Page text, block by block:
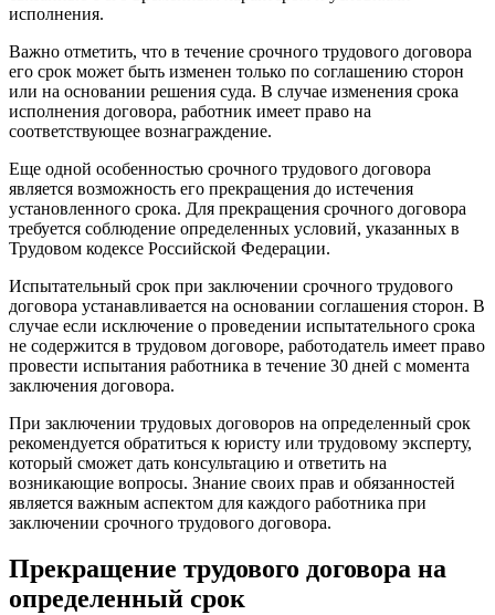
исполнения.
Важно отметить, что в течение срочного трудового договора
его срок может быть изменен только по соглашению сторон
или на основании решения суда. В случае изменения срока
исполнения договора, работник имеет право на
соответствующее вознаграждение.
Еще одной особенностью срочного трудового договора
является возможность его прекращения до истечения
установленного срока. Для прекращения срочного договора
требуется соблюдение определенных условий, указанных в
Трудовом кодексе Российской Федерации.
Испытательный срок при заключении срочного трудового
договора устанавливается на основании соглашения сторон. В
случае если исключение о проведении испытательного срока
не содержится в трудовом договоре, работодатель имеет право
провести испытания работника в течение 30 дней с момента
заключения договора.
При заключении трудовых договоров на определенный срок
рекомендуется обратиться к юристу или трудовому эксперту,
который сможет дать консультацию и ответить на
возникающие вопросы. Знание своих прав и обязанностей
является важным аспектом для каждого работника при
заключении срочного трудового договора.
Прекращение трудового договора на
определенный срок